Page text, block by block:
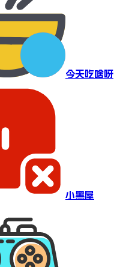
今天吃啥呀
小黑屋